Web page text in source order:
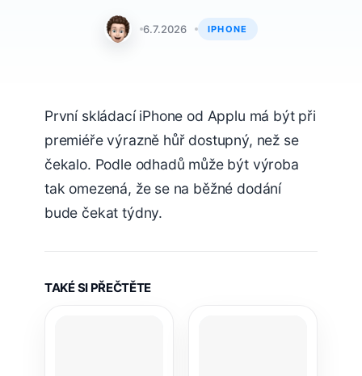
Matyáš Kozák
6.7.2026 IPHONE
První skládací iPhone od Applu má být při
premiéře výrazně hůř dostupný, než se
čekalo. Podle odhadů může být výroba
tak omezená, že se na běžné dodání
bude čekat týdny.
TAKÉ SI PŘEČTĚTE